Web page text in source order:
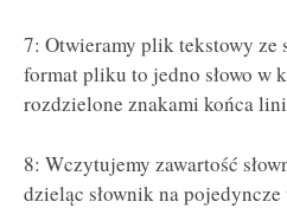
7: Otwieramy plik tekstowy ze
format pliku to jedno słowo w
rozdzielone znakami końca
8: Wczytujemy zawartość
dzieląc słownik na